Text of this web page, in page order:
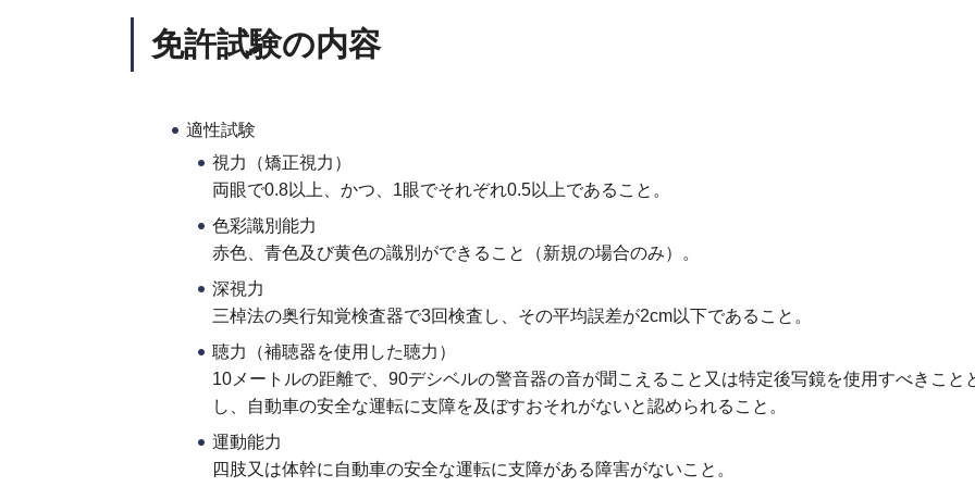
免許試験の内容
適性試験
視力（矯正視力）
両眼で0.8以上、かつ、1眼でそれぞれ0.5以上であること。
色彩識別能力
赤色、青色及び黄色の識別ができること（新規の場合のみ）。
深視力
三棹法の奥行知覚検査器で3回検査し、その平均誤差が2cm以下であること。
聴力（補聴器を使用した聴力）
10メートルの距離で、90デシベルの警音器の音が聞こえること又は特定後写鏡を使用すべきこと
し、自動車の安全な運転に支障を及ぼすおそれがないと認められること。
運動能力
四肢又は体幹に自動車の安全な運転に支障がある障害がないこと。